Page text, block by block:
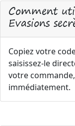
Comment
Evasions
Copiez votre
saisissez-le
votre
immédiatement.